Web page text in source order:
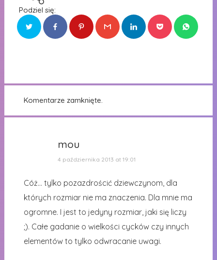
Podziel się:
Komentarze zamknięte.
mou
4 października 2013 at 19:01
Cóż… tylko pozazdrościć dziewczynom, dla
których rozmiar nie ma znaczenia. Dla mnie ma
ogromne. I jest to jedyny rozmiar, jaki się liczy
;). Całe gadanie o wielkości cycków czy innych
elementów to tylko odwracanie uwagi.